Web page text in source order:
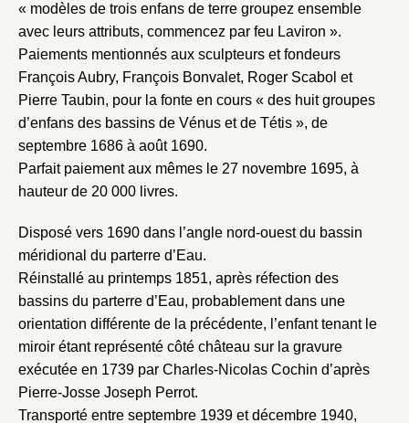
« modèles de trois enfans de terre groupez ensemble
avec leurs attributs, commencez par feu Laviron ».
Paiements mentionnés aux sculpteurs et fondeurs
François Aubry, François Bonvalet, Roger Scabol et
Pierre Taubin, pour la fonte en cours « des huit groupes
d’enfans des bassins de Vénus et de Tétis », de
septembre 1686 à août 1690.
Parfait paiement aux mêmes le 27 novembre 1695, à
hauteur de 20 000 livres.
Disposé vers 1690 dans l’angle nord-ouest du bassin
méridional du parterre d’Eau.
Réinstallé au printemps 1851, après réfection des
bassins du parterre d’Eau, probablement dans une
orientation différente de la précédente, l’enfant tenant le
miroir étant représenté côté château sur la gravure
exécutée en 1739 par Charles-Nicolas Cochin d’après
Pierre-Josse Joseph Perrot.
Transporté entre septembre 1939 et décembre 1940,
Choix du dossier où ajouter la
Nom du dossier
Valider
Fermer
Courriel
Mot de passe